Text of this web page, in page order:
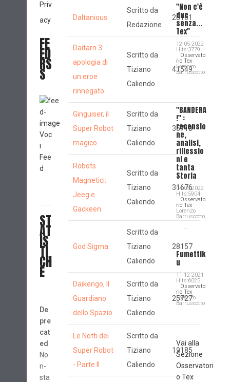
Daltanious
Scritto da
Redazione
28161
Daitarn 3:
apologia di
un eroe
rinnegato
Scritto da
Tiziano
Caliendo
41549
Ginguiser, il
Super Robot
magico
Scritto da
Tiziano
Caliendo
35713
Robots
Magnetici:
Jeeg e
Gackeen
Scritto da
Tiziano
Caliendo
31676
God Sigma
Scritto da
Tiziano
Caliendo
28157
Daikengo, Il
Guardiano
dello Spazio
Scritto da
Tiziano
Caliendo
25727
Le Notti dei
Super Robot
- Parte II
Scritto da
Tiziano
Caliendo
19185
"Non c'è
due
senza...
Tex"
12-05-2022
Hits:3779
Osservato
rio Tex
Lorenzo
Barruscotto
...
"BANDERA
!" :
recensio
ne,
analisi,
riflessio
ni e
tanta
Storia
04-03-2022
Hits:5904
Osservato
rio Tex
Lorenzo
Barruscotto
...
Fumettik
u
11-12-2021
Hits:6025
Osservato
rio Tex
Lorenzo
Barruscotto
...
Vai alla
Sezione
Osservatori
o Tex
Priv
acy
FE
ED
RS
S
Voc
i
Fee
d
ST
AT
IS
TI
CH
E
De
pre
cat
ed :
No
n-
sta